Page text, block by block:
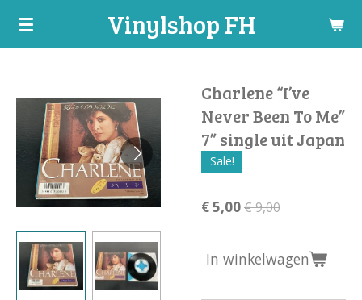
Ga
hoofdinhoud
Vinylshop FH
Charlene “I’ve
Never Been To Me”
7” single uit Japan
Sale!
€ 5,00€ 9,00
In winkelwagen